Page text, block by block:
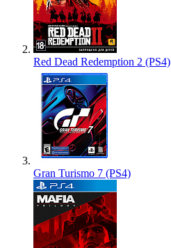
Red Dead Redemption 2 (PS4)
Gran Turismo 7 (PS4)